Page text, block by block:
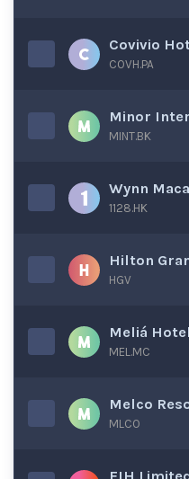
Covivio
COVH.PA
Minor
MINT.BK
Wynn
1128.HK
Hilton
HGV
Meliá
MEL.MC
Melco
MLCO